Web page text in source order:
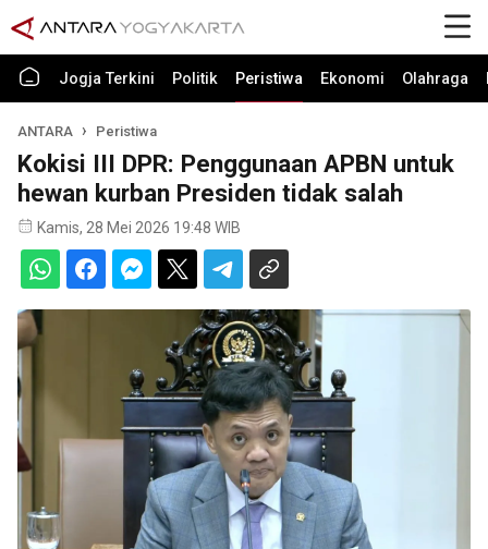
Jogja Terkini Politik Peristiwa Ekonomi Olahraga
ANTARA Peristiwa
Kokisi III DPR: Penggunaan APBN untuk
hewan kurban Presiden tidak salah
Kamis, 28 Mei 2026 19:48 WIB